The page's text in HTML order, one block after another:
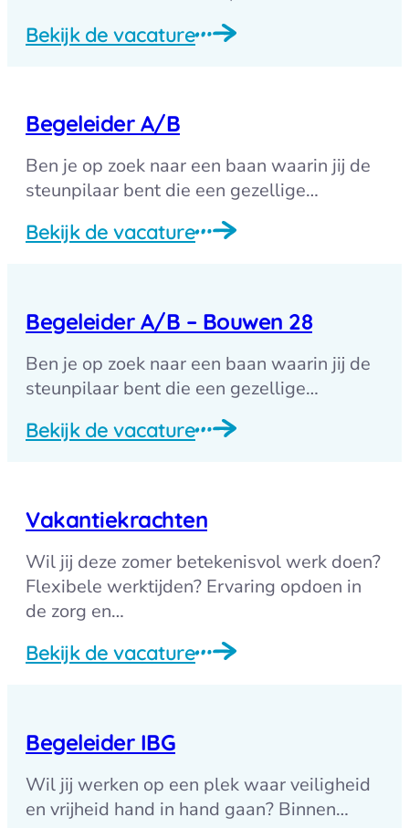
Bekijk de vacature
Begeleider A/B
Ben je op zoek naar een baan waarin jij de
steunpilaar bent die een gezellige…
Bekijk de vacature
Begeleider A/B – Bouwen 28
Ben je op zoek naar een baan waarin jij de
steunpilaar bent die een gezellige…
Bekijk de vacature
Vakantiekrachten
Wil jij deze zomer betekenisvol werk doen?
Flexibele werktijden? Ervaring opdoen in
de zorg en…
Bekijk de vacature
Begeleider IBG
Wil jij werken op een plek waar veiligheid
en vrijheid hand in hand gaan? Binnen…